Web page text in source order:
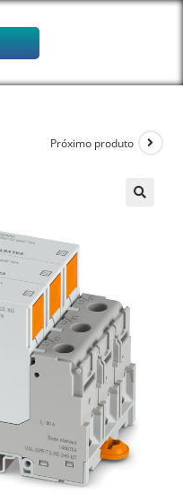
Próximo produto